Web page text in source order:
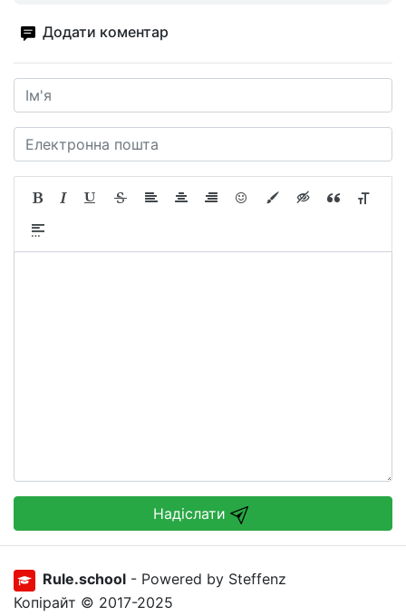
Додати коментар
Надіслати
Rule.school - Powered by Steffenz
Копірайт © 2017-2025